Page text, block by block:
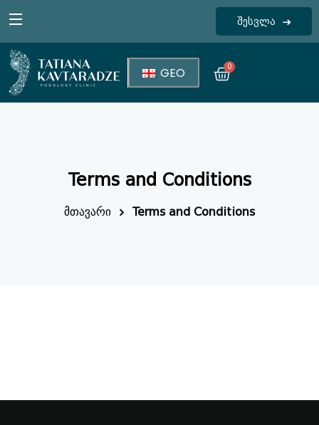
შესვლა
GEO 0
Terms and Conditions
მთავარი Terms and Conditions